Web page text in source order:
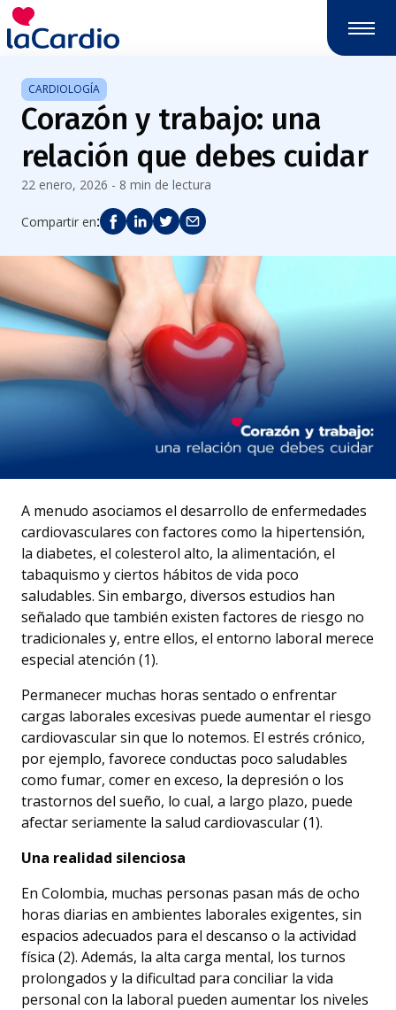
CARDIOLOGÍA
Corazón y trabajo: una
relación que debes cuidar
22 enero, 2026 - 8 min de lectura
Compartir en:
A menudo asociamos el desarrollo de enfermedades
cardiovasculares con factores como la hipertensión,
la diabetes, el colesterol alto, la alimentación, el
tabaquismo y ciertos hábitos de vida poco
saludables. Sin embargo, diversos estudios han
señalado que también existen factores de riesgo no
tradicionales y, entre ellos, el entorno laboral merece
especial atención (1).
Permanecer muchas horas sentado o enfrentar
cargas laborales excesivas puede aumentar el riesgo
cardiovascular sin que lo notemos. El estrés crónico,
por ejemplo, favorece conductas poco saludables
como fumar, comer en exceso, la depresión o los
trastornos del sueño, lo cual, a largo plazo, puede
afectar seriamente la salud cardiovascular (1).
Una realidad silenciosa
En Colombia, muchas personas pasan más de ocho
horas diarias en ambientes laborales exigentes, sin
espacios adecuados para el descanso o la actividad
física (2). Además, la alta carga mental, los turnos
prolongados y la dificultad para conciliar la vida
personal con la laboral pueden aumentar los niveles